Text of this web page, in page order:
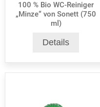
100 % Bio WC-Reiniger
„Minze“ von Sonett (750
ml)
Details